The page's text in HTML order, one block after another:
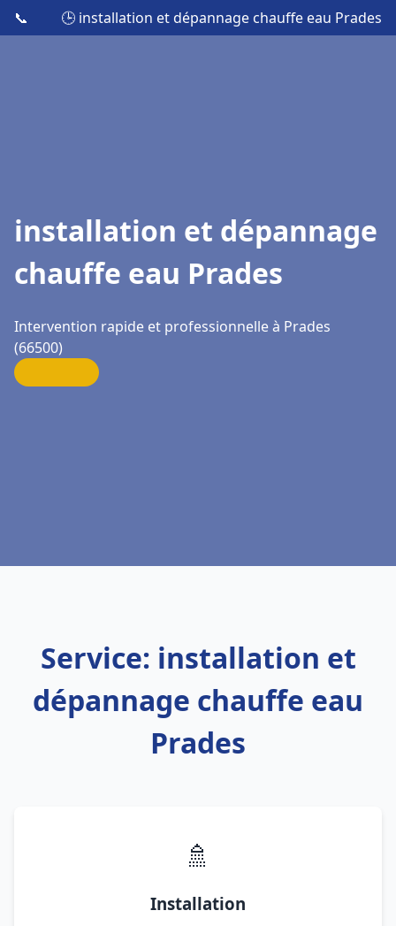
📞 🕒 installation et dépannage chauffe eau Prades
installation et dépannage
chauffe eau Prades
Intervention rapide et professionnelle à Prades
(66500)
Service: installation et
dépannage chauffe eau
Prades
🚿
Installation